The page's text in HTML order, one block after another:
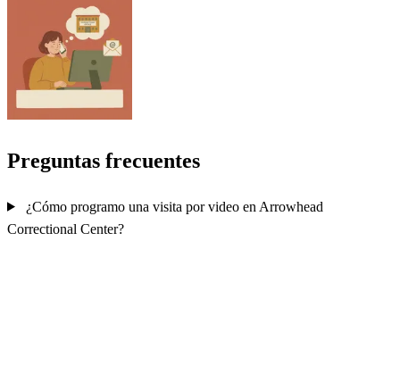
Preguntas frecuentes
¿Cómo programo una visita por video en Arrowhead
Correctional Center?